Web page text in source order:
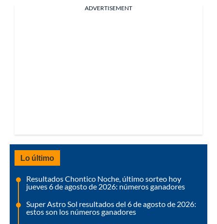
ADVERTISEMENT
Lo último
Resultados Chontico Noche, último sorteo hoy
jueves 6 de agosto de 2026: números ganadores
Super Astro Sol resultados del 6 de agosto de 2026:
estos son los números ganadores